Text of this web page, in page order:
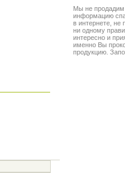
Мы не
информацию
в интернете, не
ни одному
интересно и
именно Вы
продукцию.